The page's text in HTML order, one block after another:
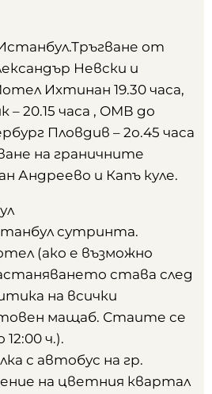
от
Невски и
Ихтинан 19.30 часа,
– 20.15 часа , ОМВ до
Пловдив – 2о.45 часа
на граничните
Андреево и Капъ куле.
сутринта.
(ако е възможно
става след
на всички
мащаб. Стаите се
ч.).
с автобус на гр.
на цветния квартал